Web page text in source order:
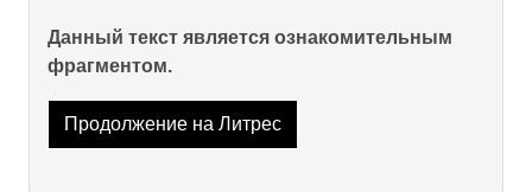
Данный текст является ознакомительным
фрагментом.
Продолжение на Литрес